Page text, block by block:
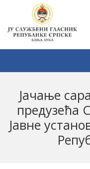
Јачање
предузећа
Јавне